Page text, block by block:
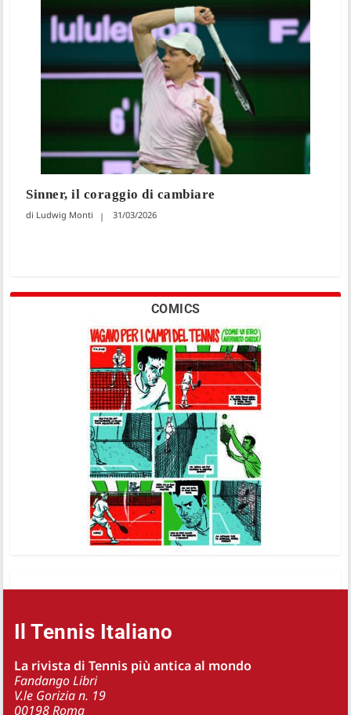
Sinner, il coraggio di cambiare
Ludwig Monti 31/03/2026
COMICS
Il Tennis Italiano
La rivista di Tennis più antica al mondo
Fandango Libri
V.le Gorizia n. 19
00198 Roma